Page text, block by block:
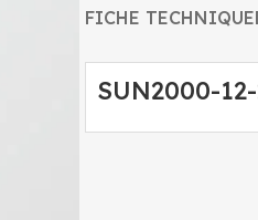
FICHE TECHNIQUE
SUN2000-